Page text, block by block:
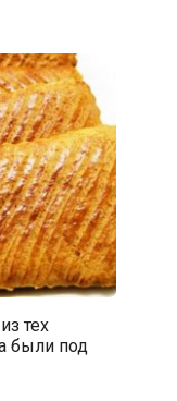
тех
были под